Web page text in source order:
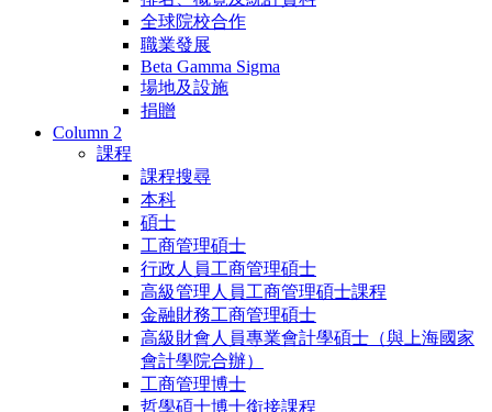
全球院校合作
職業發展
Beta Gamma Sigma
場地及設施
捐贈
Column 2
課程
課程搜尋
本科
碩士
工商管理碩士
行政人員工商管理碩士
高級管理人員工商管理碩士課程
金融財務工商管理碩士
高級財會人員專業會計學碩士（與上海國家
會計學院合辦）
工商管理博士
哲學碩士博士銜接課程